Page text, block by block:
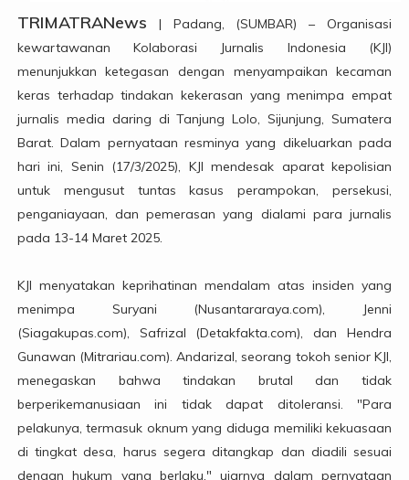
TRIMATRANews | Padang, (SUMBAR) – Organisasi
kewartawanan Kolaborasi Jurnalis Indonesia (KJI)
menunjukkan ketegasan dengan menyampaikan kecaman
keras terhadap tindakan kekerasan yang menimpa empat
jurnalis media daring di Tanjung Lolo, Sijunjung, Sumatera
Barat. Dalam pernyataan resminya yang dikeluarkan pada
hari ini, Senin (17/3/2025), KJI mendesak aparat kepolisian
untuk mengusut tuntas kasus perampokan, persekusi,
penganiayaan, dan pemerasan yang dialami para jurnalis
pada 13-14 Maret 2025.
KJI menyatakan keprihatinan mendalam atas insiden yang
menimpa Suryani (Nusantararaya.com), Jenni
(Siagakupas.com), Safrizal (Detakfakta.com), dan Hendra
Gunawan (Mitrariau.com). Andarizal, seorang tokoh senior KJI,
menegaskan bahwa tindakan brutal dan tidak
berperikemanusiaan ini tidak dapat ditoleransi. "Para
pelakunya, termasuk oknum yang diduga memiliki kekuasaan
di tingkat desa, harus segera ditangkap dan diadili sesuai
dengan hukum yang berlaku," ujarnya dalam pernyataan